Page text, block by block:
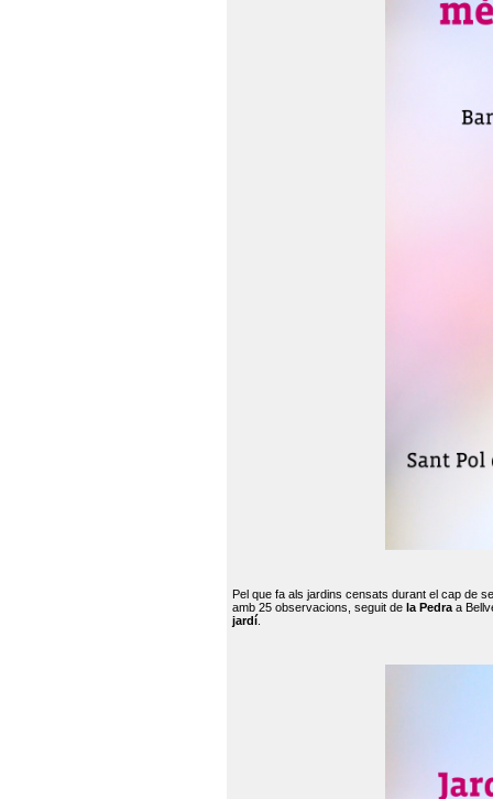
Pel que fa als jardins censats durant el cap de
amb 25 observacions, seguit de la Pedra a
jardí